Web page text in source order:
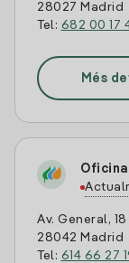
28027 Madrid
Tel: 682 00 17
Més
Av. General, 18
28042 Madrid
Tel: 614 66 27